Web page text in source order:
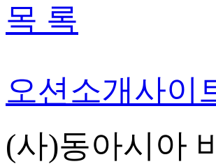
목 록
오션소개사이
(사)동아시아